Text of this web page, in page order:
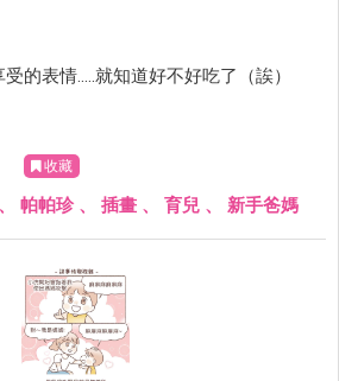
的表情.....就知道好不好吃了（誒）
收藏
、 帕帕珍、 插畫 、 育兒 、 新手爸媽